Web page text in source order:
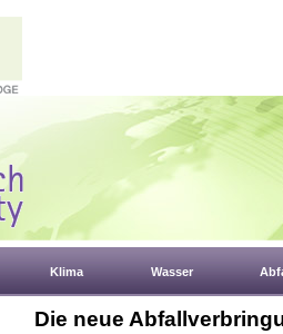
Klima Wasser
Die neue